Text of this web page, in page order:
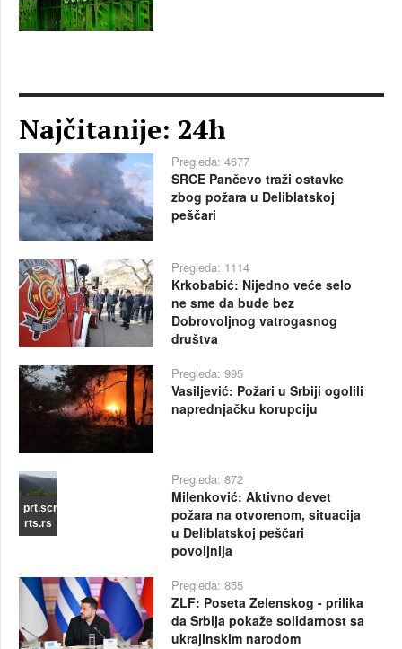
Najčitanije: 24h
Pregleda: 4677
SRCE Pančevo traži ostavke
zbog požara u Deliblatskoj
peščari
Pregleda: 1114
Krkobabić: Nijedno veće selo
ne sme da bude bez
Dobrovoljnog vatrogasnog
društva
Pregleda: 995
Vasiljević: Požari u Srbiji ogolili
naprednjačku korupciju
prt.scr
rts.rs
Pregleda: 872
Milenković: Aktivno devet
požara na otvorenom, situacija
u Deliblatskoj peščari
povoljnija
Pregleda: 855
ZLF: Poseta Zelenskog - prilika
da Srbija pokaže solidarnost sa
ukrajinskim narodom